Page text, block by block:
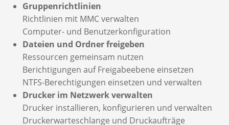
Gruppenrichtlinien
Richtlinien mit MMC verwalten
Computer- und Benutzerkonfiguration
Dateien und Ordner freigeben
Ressourcen gemeinsam nutzen
Berichtigungen auf Freigabeebene einsetzen
NTFS-Berechtigungen einsetzen und verwalten
Drucker im Netzwerk verwalten
Drucker installieren, konfigurieren und verwalten
Druckerwarteschlange und Druckaufträge